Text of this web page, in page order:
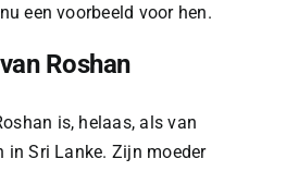
een voorbeeld voor hen.
Roshan
is, helaas, als van
in Sri Lanke. Zijn moeder